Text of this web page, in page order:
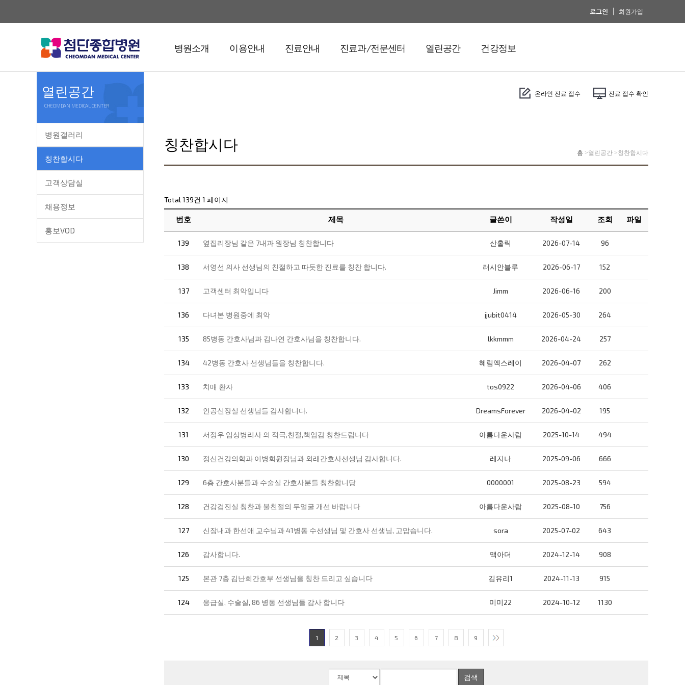
로그인 회원가입
병원소개 이용안내 진료안내 진료과/전문센터 열린공간 건강정보
온라인 진료 접수 진료 접수 확인
열린공간
CHEOMDAN MEDICAL CENTER
병원갤러리
칭찬합시다
고객상담실
채용정보
홍보VOD
홈 >열린공간 >칭찬합시다
칭찬합시다
Total 139건 1 페이지
번호 제목 글쓴이 작성일 조회 파일
139 옆집리장님 같은 7내과 원장님 칭찬합니다 산홀릭 2026-07-14 96
138 서영선 의사 선생님의 친절하고 따듯한 진료를 칭찬 합니다. 러시안블루 2026-06-17 152
137 고객센터 최악입니다 Jimm 2026-06-16 200
136 다녀본 병원중에 최악 jjubit0414 2026-05-30 264
135 85병동 간호사님과 김나연 간호사님을 칭찬합니다. lkkmmm 2026-04-24 257
134 42병동 간호사 선생님들을 칭찬합니다. 혜림엑스레이 2026-04-07 262
133 치매 환자 tos0922 2026-04-06 406
132 인공신장실 선생님들 감사합니다. DreamsForever 2026-04-02 195
131 서정우 임상병리사 의 적극,친절,책임감 칭찬드립니다 아름다운사람 2025-10-14 494
130 정신건강의학과 이병회원장님과 외래간호사선생님 감사합니다. 레지나 2025-09-06 666
129 6층 간호사분들과 수술실 간호사분들 칭찬합니당 0000001 2025-08-23 594
128 건강검진실 칭찬과 불친절의 두얼굴 개선 바랍니다 아름다운사람 2025-08-10 756
127 신장내과 한선애 교수님과 41병동 수선생님 및 간호사 선생님, 고맙습니다. sora 2025-07-02 643
126 감사합니다. 맥아더 2024-12-14 908
125 본관 7층 김난희간호부 선생님을 칭찬 드리고 싶습니다 김유리1 2024-11-13 915
124 응급실, 수술실, 86 병동 선생님들 감사 합니다 미미22 2024-10-12 1130
1 2 3 4 5 6 7 8 9